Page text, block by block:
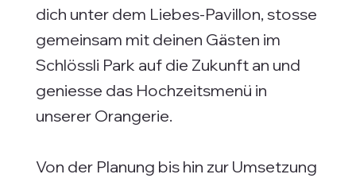
dich unter dem Liebes-Pavillon, stosse
gemeinsam mit deinen Gästen im
Schlössli Park auf die Zukunft an und
geniesse das Hochzeitsmenü in
unserer Orangerie.
Von der Planung bis hin zur Umsetzung